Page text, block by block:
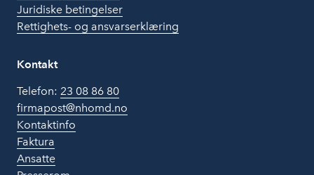
Juridiske betingelser
Rettighets- og ansvarserklæring
Kontakt
Telefon: 23 08 86 80
firmapost@nhomd.no
Kontaktinfo
Faktura
Ansatte